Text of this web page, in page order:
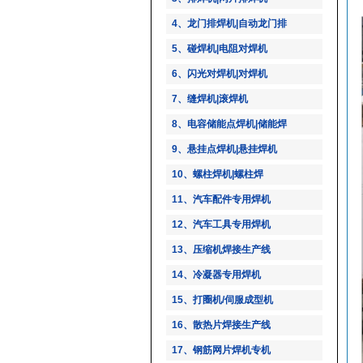
4、龙门排焊机|自动龙门排
5、碰焊机|电阻对焊机
6、闪光对焊机|对焊机
7、缝焊机|滚焊机
8、电容储能点焊机|储能焊
9、悬挂点焊机|悬挂焊机
10、螺柱焊机|螺柱焊
11、汽车配件专用焊机
12、汽车工具专用焊机
13、压缩机焊接生产线
14、冷凝器专用焊机
15、打圈机/伺服成型机
16、散热片焊接生产线
17、钢筋网片焊机专机